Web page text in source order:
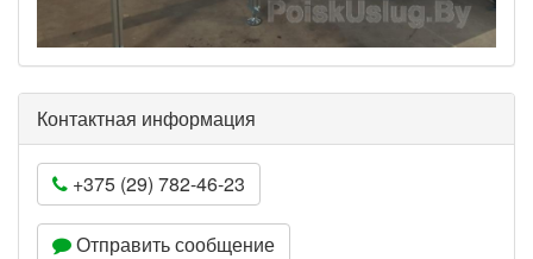
Контактная информация
+375 (29) 782-46-23
Отправить сообщение